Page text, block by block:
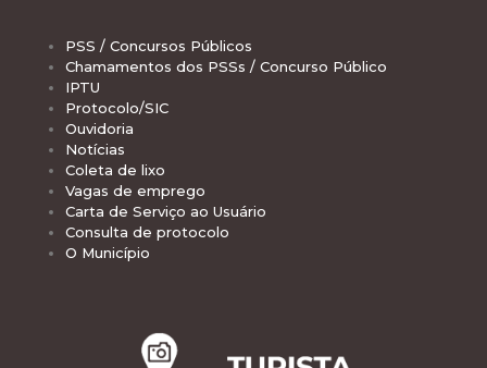
PSS / Concursos Públicos
Chamamentos dos PSSs / Concurso Público
IPTU
Protocolo/SIC
Ouvidoria
Notícias
Coleta de lixo
Vagas de emprego
Carta de Serviço ao Usuário
Consulta de protocolo
O Município